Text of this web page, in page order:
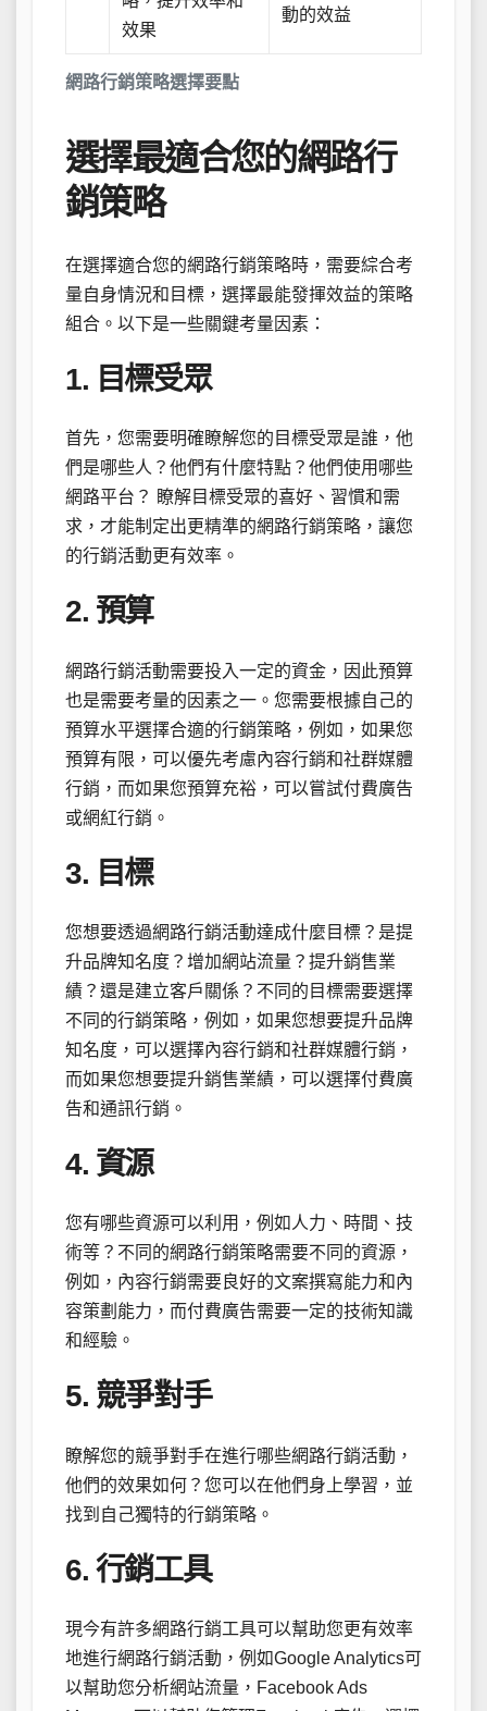
網路行銷策略選擇要點
效果
動的效益
選擇最適合您的網路行
銷策略
在選擇適合您的網路行銷策略時，需要綜合考
量自身情況和目標，選擇最能發揮效益的策略
組合。以下是一些關鍵考量因素：
1. 目標受眾
首先，您需要明確瞭解您的目標受眾是誰，他
們是哪些人？他們有什麼特點？他們使用哪些
網路平台？ 瞭解目標受眾的喜好、習慣和需
求，才能制定出更精準的網路行銷策略，讓您
的行銷活動更有效率。
2. 預算
網路行銷活動需要投入一定的資金，因此預算
也是需要考量的因素之一。您需要根據自己的
預算水平選擇合適的行銷策略，例如，如果您
預算有限，可以優先考慮內容行銷和社群媒體
行銷，而如果您預算充裕，可以嘗試付費廣告
或網紅行銷。
3. 目標
您想要透過網路行銷活動達成什麼目標？是提
升品牌知名度？增加網站流量？提升銷售業
績？還是建立客戶關係？不同的目標需要選擇
不同的行銷策略，例如，如果您想要提升品牌
知名度，可以選擇內容行銷和社群媒體行銷，
而如果您想要提升銷售業績，可以選擇付費廣
告和通訊行銷。
4. 資源
您有哪些資源可以利用，例如人力、時間、技
術等？不同的網路行銷策略需要不同的資源，
例如，內容行銷需要良好的文案撰寫能力和內
容策劃能力，而付費廣告需要一定的技術知識
和經驗。
5. 競爭對手
瞭解您的競爭對手在進行哪些網路行銷活動，
他們的效果如何？您可以在他們身上學習，並
找到自己獨特的行銷策略。
6. 行銷工具
現今有許多網路行銷工具可以幫助您更有效率
地進行網路行銷活動，例如Google Analytics可
以幫助您分析網站流量，Facebook Ads